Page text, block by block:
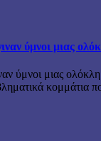
ύμνοι μιας
ύμνοι μιας
κομμάτια